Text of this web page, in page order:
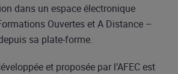
dans un espace électronique
Ouvertes et A Distance –
sa plate-forme.
et proposée par l’AFEC est